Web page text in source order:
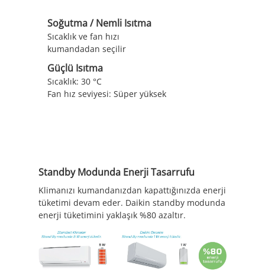
Soğutma / Nemli Isıtma
Sıcaklık ve fan hızı
kumandadan seçilir
Güçlü Isıtma
Sıcaklık: 30 °C
Fan hız seviyesi: Süper yüksek
Standby Modunda Enerji Tasarrufu
Klimanızı kumandanızdan kapattığınızda enerji
tüketimi devam eder. Daikin standby modunda
enerji tüketimini yaklaşık %80 azaltır.